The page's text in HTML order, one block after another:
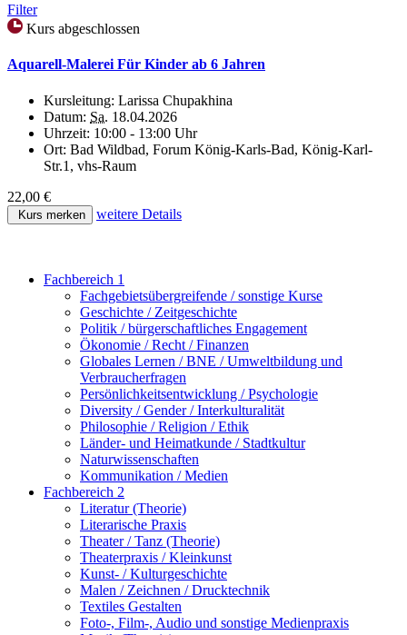
Filter
Kurs abgeschlossen
Aquarell-Malerei Für Kinder ab 6 Jahren
Kursleitung: Larissa Chupakhina
Datum: Sa. 18.04.2026
Uhrzeit: 10:00 - 13:00 Uhr
Ort: Bad Wildbad, Forum König-Karls-Bad, König-Karl-
Str.1, vhs-Raum
22,00 €
Kurs merken weitere Details
Fachbereich 1
Fachgebietsübergreifende / sonstige Kurse
Geschichte / Zeitgeschichte
Politik / bürgerschaftliches Engagement
Ökonomie / Recht / Finanzen
Globales Lernen / BNE / Umweltbildung und
Verbraucherfragen
Persönlichkeitsentwicklung / Psychologie
Diversity / Gender / Interkulturalität
Philosophie / Religion / Ethik
Länder- und Heimatkunde / Stadtkultur
Naturwissenschaften
Kommunikation / Medien
Fachbereich 2
Literatur (Theorie)
Literarische Praxis
Theater / Tanz (Theorie)
Theaterpraxis / Kleinkunst
Kunst- / Kulturgeschichte
Malen / Zeichnen / Drucktechnik
Textiles Gestalten
Foto-, Film-, Audio und sonstige Medienpraxis